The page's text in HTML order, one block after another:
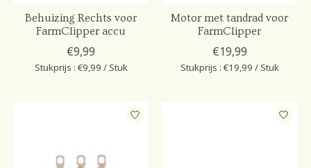
Behuizing Rechts voor
FarmClipper accu
€9,99
Stukprijs : €9,99 / Stuk
Motor met tandrad voor
FarmClipper
€19,99
Stukprijs : €19,99 / Stuk